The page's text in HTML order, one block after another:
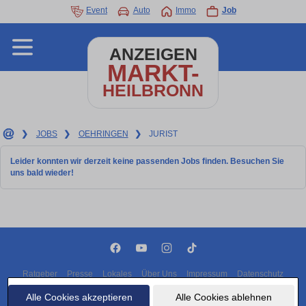
Alle Cookies akzeptieren Alle Cookies ablehnen
Event Auto Immo Job
ANZEIGEN
MARKT-
HEILBRONN
❯ JOBS ❯ OEHRINGEN ❯ JURIST
Leider konnten wir derzeit keine passenden Jobs finden. Besuchen Sie
uns bald wieder!
Ratgeber Presse Lokales Über Uns Impressum Datenschutz